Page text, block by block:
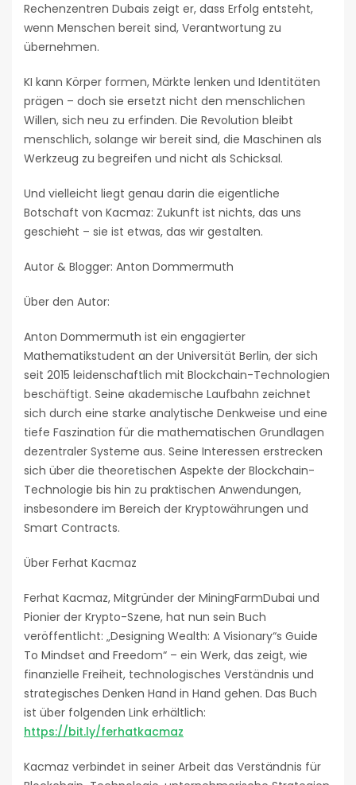
Rechenzentren Dubais zeigt er, dass Erfolg entsteht,
wenn Menschen bereit sind, Verantwortung zu
übernehmen.
KI kann Körper formen, Märkte lenken und Identitäten
prägen – doch sie ersetzt nicht den menschlichen
Willen, sich neu zu erfinden. Die Revolution bleibt
menschlich, solange wir bereit sind, die Maschinen als
Werkzeug zu begreifen und nicht als Schicksal.
Und vielleicht liegt genau darin die eigentliche
Botschaft von Kacmaz: Zukunft ist nichts, das uns
geschieht – sie ist etwas, das wir gestalten.
Autor & Blogger: Anton Dommermuth
Über den Autor:
Anton Dommermuth ist ein engagierter
Mathematikstudent an der Universität Berlin, der sich
seit 2015 leidenschaftlich mit Blockchain-Technologien
beschäftigt. Seine akademische Laufbahn zeichnet
sich durch eine starke analytische Denkweise und eine
tiefe Faszination für die mathematischen Grundlagen
dezentraler Systeme aus. Seine Interessen erstrecken
sich über die theoretischen Aspekte der Blockchain-
Technologie bis hin zu praktischen Anwendungen,
insbesondere im Bereich der Kryptowährungen und
Smart Contracts.
Über Ferhat Kacmaz
Ferhat Kacmaz, Mitgründer der MiningFarmDubai und
Pionier der Krypto-Szene, hat nun sein Buch
veröffentlicht: „Designing Wealth: A Visionary“s Guide
To Mindset and Freedom“ – ein Werk, das zeigt, wie
finanzielle Freiheit, technologisches Verständnis und
strategisches Denken Hand in Hand gehen. Das Buch
ist über folgenden Link erhältlich:
https://bit.ly/ferhatkacmaz
Kacmaz verbindet in seiner Arbeit das Verständnis für